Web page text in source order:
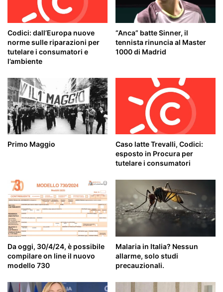
Codici: dall’Europa nuove
norme sulle riparazioni per
tutelare i consumatori e
l’ambiente
“Anca” batte Sinner, il
tennista rinuncia al Master
1000 di Madrid
Primo Maggio
Caso latte Trevalli, Codici:
esposto in Procura per
tutelare i consumatori
Da oggi, 30/4/24, è possibile
compilare on line il nuovo
modello 730
Malaria in Italia? Nessun
allarme, solo studi
precauzionali.